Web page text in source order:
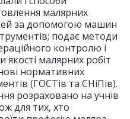
малярних
за допомогою машин
подає методи
контролю і
якості малярних робіт
нормативних
(ГОСТів та СНіПів).
розраховано на учнів
для тих, хто